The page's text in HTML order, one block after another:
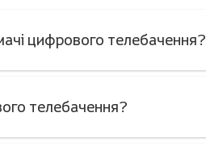
цифрового телебачення?
телебачення?